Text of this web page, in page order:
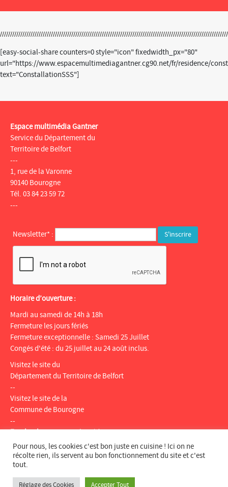
[easy-social-share counters=0 style="icon" fixedwidth_px="80"
url="https://www.espacemultimediagantner.cg90.net/fr/residence/
text="ConstallationSSS"]
Espace multimédia Gantner
Service du Département du
Territoire de Belfort
---
1, rue de la Varonne
90140 Bourogne
Tél. 03 84 23 59 72
---
Newsletter* :
Horaire d’ouverture :
Mardi au samedi de 14h à 18h
Fermeture les jours fériés
Fermeture exceptionnelle : Samedi 25 Juillet
Congés d'été : du 25 juillet au 24 août inclus.
Visitez le site du
Département du Territoire de Belfort
--
Visitez le site de la
Commune de Bourogne
--
Facebook:Espace multimédia Gantner
Instagram: espacemultimediagantner
--
Website
--
Pour nous, les cookies c'est bon juste en cuisine ! Ici on ne
récolte rien, ils servent au bon fonctionnement du site et c'est
tout.
Réglage des Cookies Accepter Tout